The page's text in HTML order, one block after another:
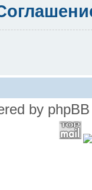
by